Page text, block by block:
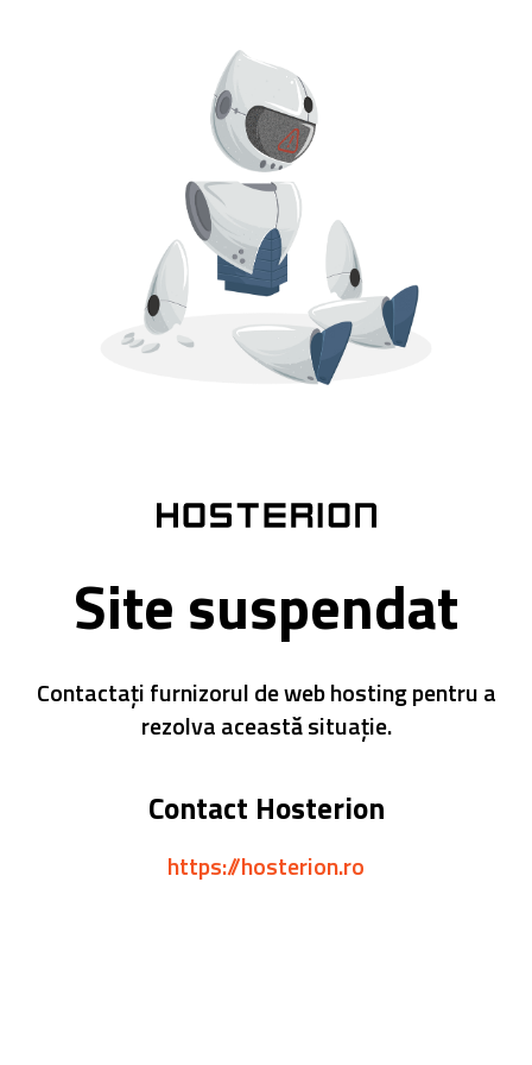
Site suspendat
Contactați furnizorul de web hosting pentru a
rezolva această situație.
Contact Hosterion
https://hosterion.ro